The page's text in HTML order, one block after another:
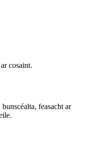
cosaint.
feasacht ar